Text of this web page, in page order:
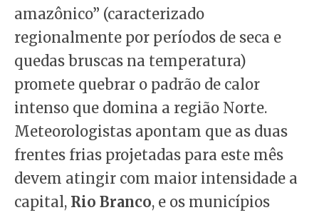
amazônico” (caracterizado
regionalmente por períodos de seca e
quedas bruscas na temperatura)
promete quebrar o padrão de calor
intenso que domina a região Norte.
Meteorologistas apontam que as duas
frentes frias projetadas para este mês
devem atingir com maior intensidade a
capital, Rio Branco, e os municípios